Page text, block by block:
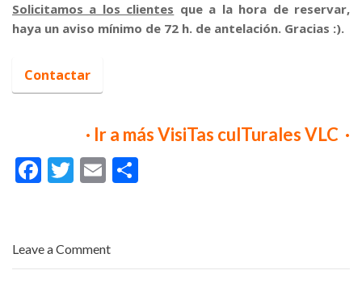
Solicitamos a los clientes que a la hora de reservar,
haya un aviso mínimo de 72 h. de antelación. Gracias :).
Contactar
· Ir a más VisiTas culTurales VLC ·
F
b
o
T
er
E
l
ar
Leave a Comment